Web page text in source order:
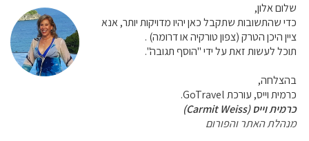
שלום אלון,
כדי שהתשובות שתקבל כאן יהיו מדויקות יותר, אנא
ציין היכן הטרק (צפון טורקיה או דרומה) .
תוכל לעשות זאת על ידי "הוסף תגובה".
בהצלחה,
כרמית וייס, עורכת GoTravel.
כרמית וייס (Carmit Weiss)
מנהלת האתר והפורום